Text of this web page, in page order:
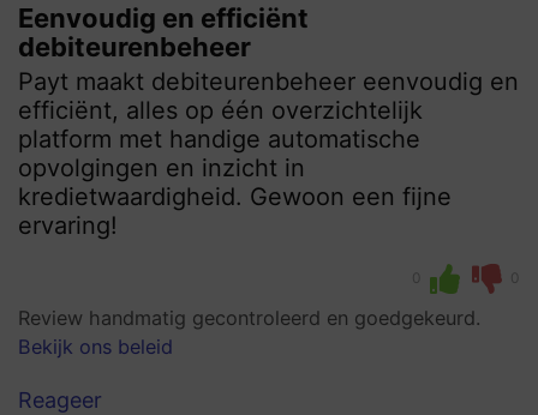
Eenvoudig en efficiënt
debiteurenbeheer
Payt maakt debiteurenbeheer eenvoudig en
efficiënt, alles op één overzichtelijk
platform met handige automatische
opvolgingen en inzicht in
kredietwaardigheid. Gewoon een fijne
ervaring!
0 0
Review handmatig gecontroleerd en goedgekeurd.
Bekijk ons beleid
Reageer